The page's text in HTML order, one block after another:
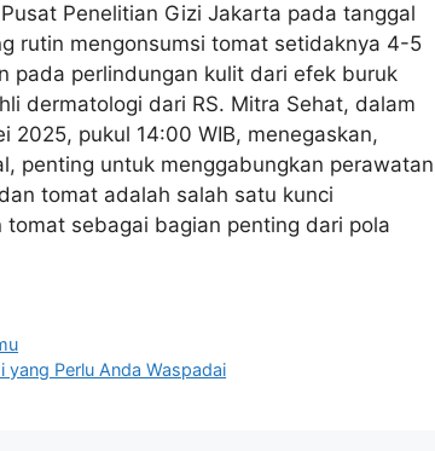
Penelitian Gizi Jakarta pada tanggal
rutin mengonsumsi tomat setidaknya 4-5
pada perlindungan kulit dari efek buruk
dermatologi dari RS. Mitra Sehat, dalam
2025, pukul 14:00 WIB, menegaskan,
penting untuk menggabungkan perawatan
tomat adalah salah satu kunci
sebagai bagian penting dari pola
Perlu Anda Waspadai